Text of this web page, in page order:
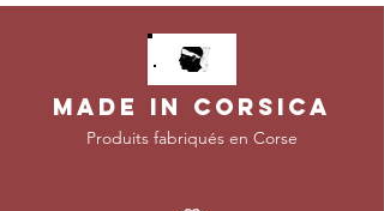
MADE IN CORSICA
Produits fabriqués en Corse